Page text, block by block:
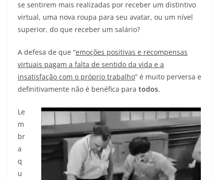
se sentirem mais realizadas por receber um distintivo
virtual, uma nova roupa para seu avatar, ou um nível
superior, do que receber um salário?
A defesa de que “emoções positivas e recompensas
virtuais pagam a falta de sentido da vida e a
insatisfação com o próprio trabalho” é muito perversa e
definitivamente não é benéfica para todos.
Le
m
br
a
q
u